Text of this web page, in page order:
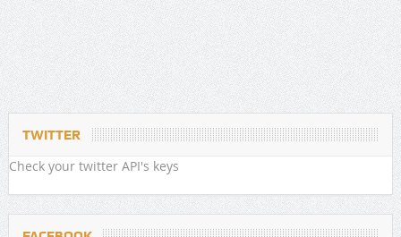
TWITTER
Check your twitter API's keys